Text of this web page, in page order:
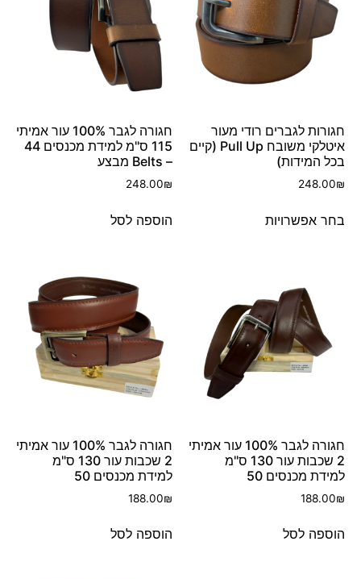
חגורות לגברים רודי מעור
איטלקי משובח Pull Up (קיים
בכל המידות)
248.00₪
בחר אפשרויות
חגורה לגבר 100% עור אמיתי
115 ס"מ למידת מכנסים 44
– Belts מבצע
248.00₪
הוספה לסל
חגורה לגבר 100% עור אמיתי
2 שכבות עור 130 ס"מ
למידת מכנסים 50
188.00₪
הוספה לסל
חגורה לגבר 100% עור אמיתי
2 שכבות עור 130 ס"מ
למידת מכנסים 50
188.00₪
הוספה לסל